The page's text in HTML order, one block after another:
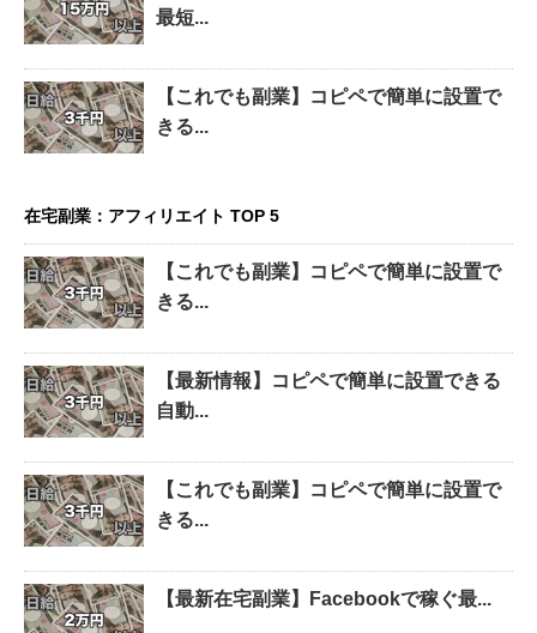
最短...
【これでも副業】コピペで簡単に設置で
きる...
在宅副業：アフィリエイト TOP 5
【これでも副業】コピペで簡単に設置で
きる...
【最新情報】コピペで簡単に設置できる
自動...
【これでも副業】コピペで簡単に設置で
きる...
【最新在宅副業】Facebookで稼ぐ最...